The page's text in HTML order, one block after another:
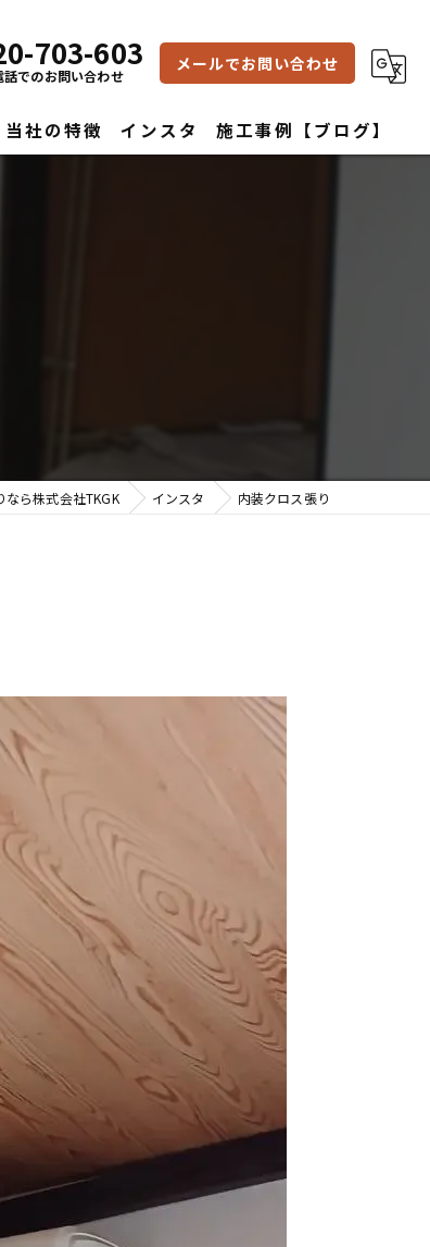
703-603
話でのお問い合わせ
メールでお問い合わせ
当社の特徴 インスタ 施工事例【ブログ】
ら株式会社TKGK インスタ 内装クロス張り